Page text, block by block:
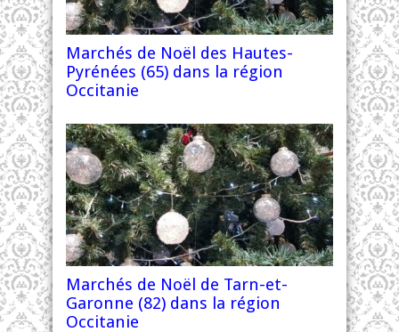
Marchés de Noël des Hautes-
Pyrénées (65) dans la région
Occitanie
Marchés de Noël de Tarn-et-
Garonne (82) dans la région
Occitanie